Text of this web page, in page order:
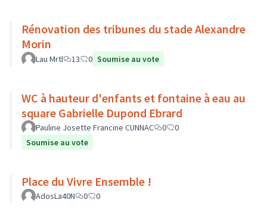
Rénovation des tribunes du stade Alexandre
Morin
Lau Mrtl 13 0 Soumise au vote
WC à hauteur d'enfants et fontaine à eau au
square Gabrielle Dupond Ebrard
Pauline Josette Francine CUNNAC 0
0
Soumise au vote
Place du Vivre Ensemble !
AdosLa40N 0 0